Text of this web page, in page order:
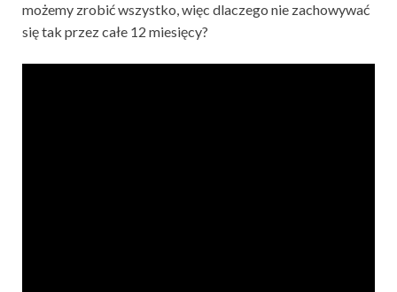
możemy zrobić wszystko, więc dlaczego nie zachowywać
się tak przez całe 12 miesięcy?